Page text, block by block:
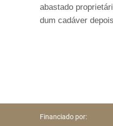
abastado
dum cadáver
Financiado por: